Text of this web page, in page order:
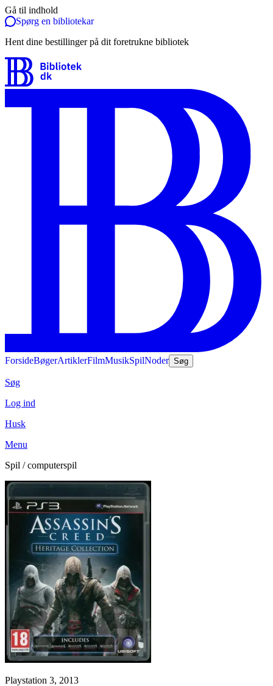
Gå til indhold
Spørg en bibliotekar
Hent dine bestillinger på dit foretrukne bibliotek
ForsideBøgerArtiklerFilmMusikSpilNoder Søg
Søg
Log ind
Husk
Menu
Spil / computerspil
Playstation 3, 2013